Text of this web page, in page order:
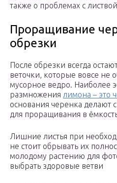
также о проблемах с
Проращивание
обрезки
После обрезки всегда
веточки, которые вовсе не
мусорное ведро. Наиболее
размножения лимона – это
основания черенка делают
для проращивания в
Лишние листья при
не стоит обрывать их
молодому растению для
выбрать здоровые ветви